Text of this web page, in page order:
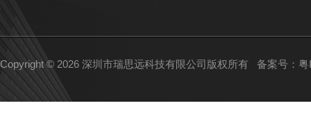
Copyright © 2026 深圳市瑞思远科技有限公司版权所有 备案号：